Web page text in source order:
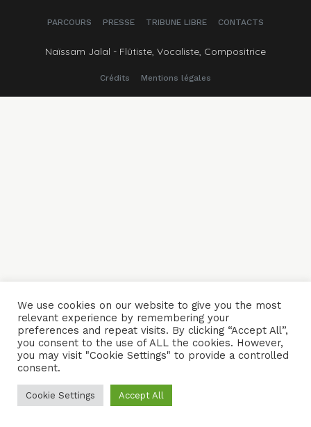
PARCOURS PRESSE TRIBUNE LIBRE CONTACTS
Naïssam Jalal - Flûtiste, Vocaliste, Compositrice
Crédits Mentions légales
We use cookies on our website to give you the most
relevant experience by remembering your
preferences and repeat visits. By clicking “Accept All”,
you consent to the use of ALL the cookies. However,
you may visit "Cookie Settings" to provide a controlled
consent.
Cookie Settings Accept All